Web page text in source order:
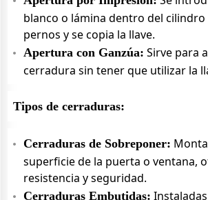
blanco o lámina dentro del cilindro
pernos y se copia la llave.
Apertura con Ganzúa: Sirve para
cerradura sin tener que utilizar la
Tipos de cerraduras:
Cerraduras de Sobreponer:
superficie de la puerta o ventana,
resistencia y seguridad.
Cerraduras Embutidas: